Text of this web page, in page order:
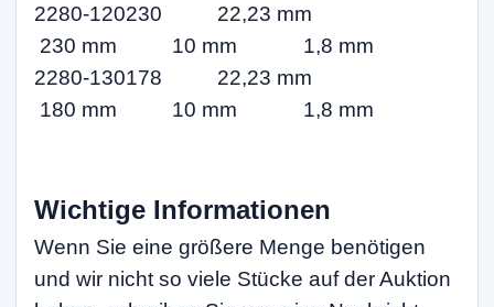
2280-120230 22,23 mm
230 mm 10 mm 1,8 mm
2280-130178 22,23 mm
180 mm 10 mm 1,8 mm
Wichtige Informationen
Wenn Sie eine größere Menge benötigen
und wir nicht so viele Stücke auf der Auktion